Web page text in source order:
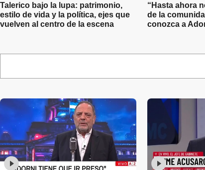
Talerico bajo la lupa: patrimonio,
estilo de vida y la política, ejes que
vuelven al centro de la escena
“Hasta ahora
de la
conozca a